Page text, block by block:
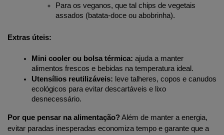
Para os veganos, que tal chips de vegetais
assados (batata-doce ou abobrinha).
Extras úteis:
Mini cooler ou bolsa térmica: ajuda a manter
alimentos frescos e bebidas na temperatura ideal.
Utensílios reutilizáveis: leve talheres, copos e canudos
ecológicos para evitar descartáveis e lixo
desnecessário.
Por que pensar na alimentação? Além de manter a energia,
evitar paradas inesperadas economiza tempo e garante que a